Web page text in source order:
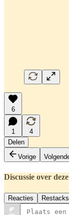
6
1
4
Delen
Vorige
Discussie over
Reacties Restacks